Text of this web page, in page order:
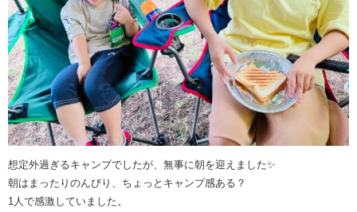
想定外過ぎるキャンプでしたが、無事に朝を迎えました✨
朝はまったりのんびり、ちょっとキャンプ感ある？
1人で感激していました。